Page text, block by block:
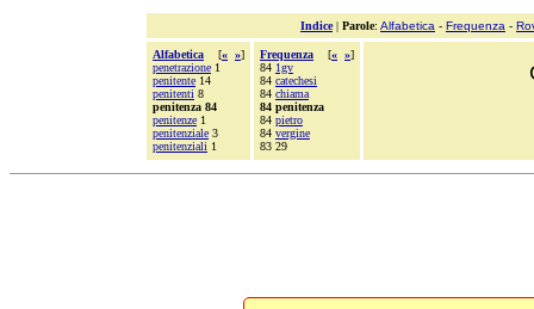
Indice| Parole: Alfabetica - Frequenza -
Alfabetica [« »]
penetrazione 1
penitente 14
penitenti 8
penitenza 84
penitenze 1
penitenziale 3
penitenziali 1
Frequenza [« »]
84 1gv
84 catechesi
84 chiama
84 penitenza
84 pietro
84 vergine
83 29